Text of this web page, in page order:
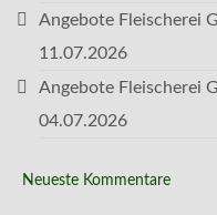
Angebote Fleischerei
11.07.2026
Angebote Fleischerei
04.07.2026
Neueste Kommentare